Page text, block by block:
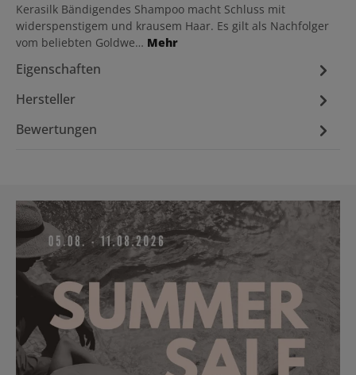
Kerasilk Bändigendes Shampoo macht Schluss mit
widerspenstigem und krausem Haar. Es gilt als Nachfolger
vom beliebten Goldwe… Mehr
Eigenschaften
Hersteller
Bewertungen